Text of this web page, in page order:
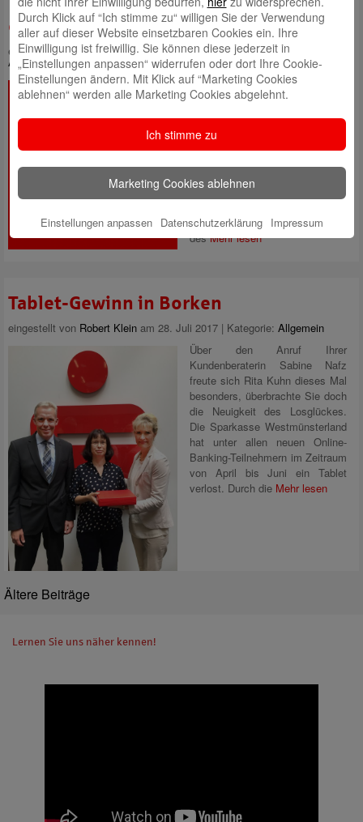
Elektronisches Postfach – bequem und
einfach
eingestellt vonRobert Kleinam 21. September 2017 | Kategorie:
Allgemein
Keine Schlange mehr vor den
Selbst-Bedienungsterminals, kein
Kontoauszüge und ganz
nebenbei auch noch Zeit sparen
Postfach. Dieser elektronische
Briefkasten ist Ihr persönliches
Ihren gewohnten Zugangsdaten
desMehr lesen
Tablet-Gewinn in Borken
eingestellt von Robert Klein am 28. Juli 2017 | Kategorie: Allgemein
Über den Anruf Ihrer
Kundenberaterin Sabine Nafz
freute sich Rita Kuhn dieses Mal
besonders, überbrachte Sie doch
die Neuigkeit des Losglückes.
Die Sparkasse Westmünsterland
hat unter allen neuen Online-
Banking-Teilnehmern im Zeitraum
von April bis Juni ein Tablet
verlost. Durch die Mehr lesen
Ältere Beiträge
Lernen Sie uns näher kennen!
Durch Klick auf “Ich stimme zu“ willigen Sie der Verwendung
aller auf dieser Website einsetzbaren Cookies ein. Ihre
Einwilligung ist freiwillig. Sie können diese jederzeit in
„Einstellungen anpassen“ widerrufen oder dort Ihre Cookie-
Einstellungen ändern. Mit Klick auf “Marketing Cookies
ablehnen“ werden alle Marketing Cookies abgelehnt.
Ich stimme zu
Marketing Cookies ablehnen
Einstellungen anpassen Datenschutzerklärung Impressum